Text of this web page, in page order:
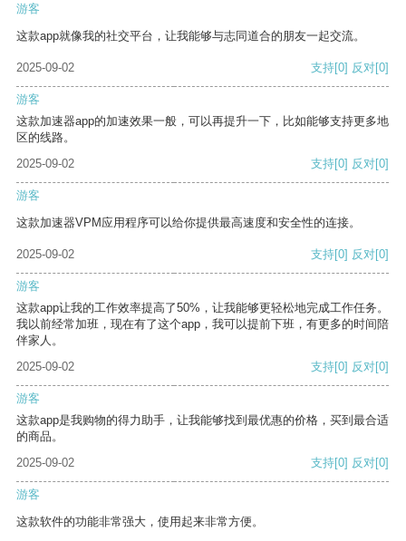
游客
这款app就像我的社交平台，让我能够与志同道合的朋友一起交流。
2025-09-02 支持[0] 反对[0]
游客
这款加速器app的加速效果一般，可以再提升一下，比如能够支持更多地
区的线路。
2025-09-02
支持[0] 反对[0]
游客
这款加速器VPM应用程序可以给你提供最高速度和安全性的连接。
2025-09-02 支持[0] 反对[0]
游客
这款app让我的工作效率提高了50%，让我能够更轻松地完成工作任务。
我以前经常加班，现在有了这个app，我可以提前下班，有更多的时间陪
伴家人。
2025-09-02
支持[0] 反对[0]
游客
这款app是我购物的得力助手，让我能够找到最优惠的价格，买到最合适
的商品。
2025-09-02
支持[0] 反对[0]
游客
这款软件的功能非常强大，使用起来非常方便。